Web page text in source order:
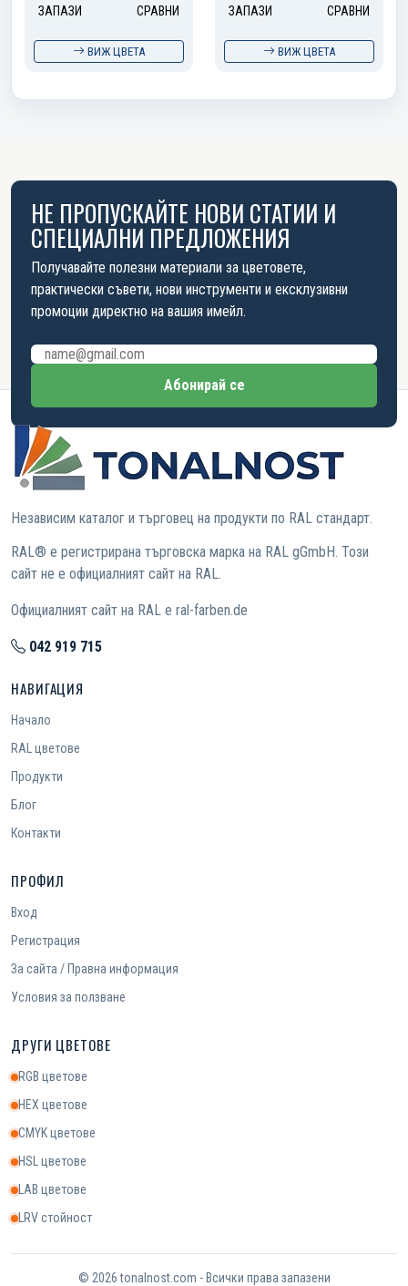
ЗАПАЗИ СРАВНИ
ВИЖ ЦВЕТА
ЗАПАЗИ СРАВНИ
ВИЖ ЦВЕТА
НЕ ПРОПУСКАЙТЕ НОВИ СТАТИИ И
СПЕЦИАЛНИ ПРЕДЛОЖЕНИЯ
Получавайте полезни материали за цветовете,
практически съвети, нови инструменти и ексклузивни
промоции директно на вашия имейл.
Имейл адрес
Абонирай се
Независим каталог и търговец на продукти по RAL стандарт.
RAL® е регистрирана търговска марка на RAL gGmbH. Този
сайт не е официалният сайт на RAL.
Официалният сайт на RAL е ral-farben.de
042 919 715
НАВИГАЦИЯ
Начало
RAL цветове
Продукти
Блог
Контакти
ПРОФИЛ
Вход
Регистрация
За сайта / Правна информация
Условия за ползване
ДРУГИ ЦВЕТОВЕ
RGB цветове
HEX цветове
CMYK цветове
HSL цветове
LAB цветове
LRV стойност
© 2026 tonalnost.com - Всички права запазени